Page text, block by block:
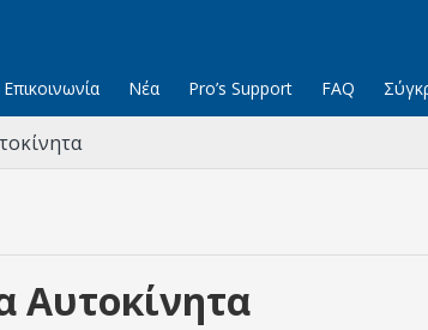
Επικοινωνία Νέα Pro’s Support FAQ
Αυτοκίνητα